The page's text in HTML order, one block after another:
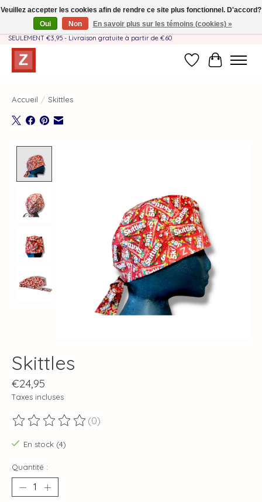
Fait à la main par une équipe mère-fille❤️ - Frais de livraison BE & NL
SEULEMENT €3,95 - Livraison gratuite à partir de €60
Liste dePanier
Accueil / Skittles
Skittles
€24,95
Taxes incluses
Ce produit est évalué à
(0)
En stock (4)
Quantité :
Veuillez accepter les cookies afin de rendre ce site plus fonctionnel. D'accord?
Oui
Non En savoir plus sur les témoins (cookies) »